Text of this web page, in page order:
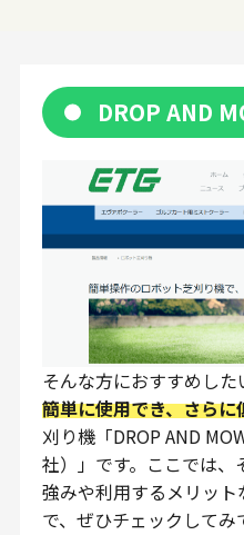
DROP AND
そんな方におすすめした
簡単に使用でき、さらに
刈り機「DROP AND
社）」です。ここでは、
強みや利用するメリッ
で、ぜひチェックしてみ